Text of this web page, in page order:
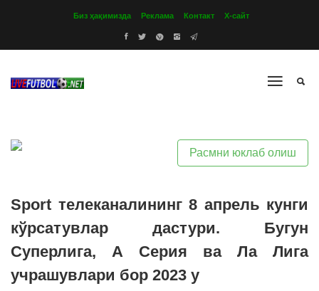
Биз ҳақимизда Реклама Контакт Х-сайт
Расмни юклаб олиш
Sport телеканалининг 8 апрель кунги
кўрсатувлар дастури. Бугун
Суперлига, А Серия ва Ла Лига
учрашувлари бор 2023 y